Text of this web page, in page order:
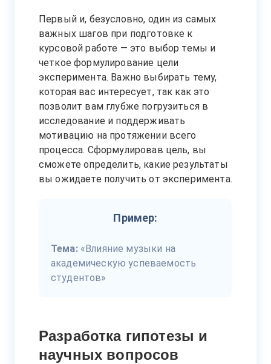
Первый и, безусловно, один из самых
важных шагов при подготовке к
курсовой работе — это выбор темы и
четкое формулирование цели
эксперимента. Важно выбирать тему,
которая вас интересует, так как это
позволит вам глубже погрузиться в
исследование и поддерживать
мотивацию на протяжении всего
процесса. Сформулировав цель, вы
сможете определить, какие результаты
вы ожидаете получить от эксперимента.
Пример:
Тема:«Влияние музыки на
академическую успеваемость
студентов»
Разработка гипотезы и
научных вопросов